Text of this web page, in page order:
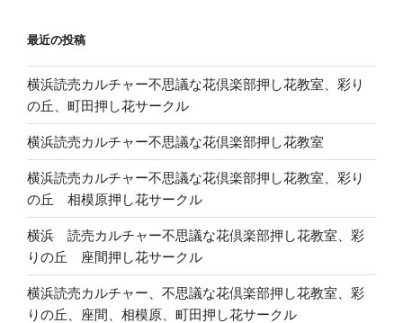
最近の投稿
横浜読売カルチャー不思議な花倶楽部押し花教室、彩り
の丘、町田押し花サークル
横浜読売カルチャー不思議な花倶楽部押し花教室
横浜読売カルチャー不思議な花倶楽部押し花教室、彩り
の丘 相模原押し花サークル
横浜 読売カルチャー不思議な花倶楽部押し花教室、彩
りの丘 座間押し花サークル
横浜読売カルチャー、不思議な花倶楽部押し花教室、彩
りの丘、座間、相模原、町田押し花サークル